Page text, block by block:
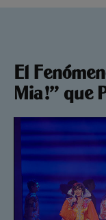
El
Mia!" que